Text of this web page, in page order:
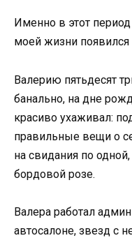
Именно в этот
моей жизни появился
Валерию пятьдесят
банально, на дне
красиво ухаживал:
правильные вещи о
на свидания по
бордовой розе.
Валера работал
автосалоне, звезд с